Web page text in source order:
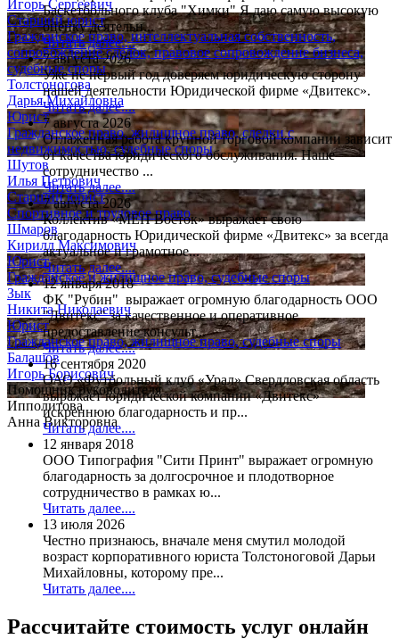
Игорь Сергеевич
Старший юрист
Гражданское право, интеллектуальная собственность,
сопровождение сделок, правовое сопровождение бизнеса,
судебные споры
Толстоногова
Дарья Михайловна
Юрист
Гражданское право, жилищное право, сделки с
недвижимостью, судебные споры
Шутов
Илья Петрович
Старший юрист
Спортивное и трудовое право
Шмаров
Кирилл Максимович
Юрист
Гражданское и жилищное право, судебные споры
Зык
Никита Николаевич
Юрист
Гражданское право, жилищное право, судебные споры
Балашов
Игорь Борисович
Помощник руководителя
Ипполитова
Анна Викторовна
Баскетбольного клуба "Химки" Я даю самую высокую
оценку деятельн...
Читать далее....
7 августа 2026
Уже не первый год доверяем юридическую сторону
нашей деятельности Юридической фирме «Двитекс».
Читать далее....
7 августа 2026
Отлаженная работа крупной торговой компании зависит
от качества юридического обслуживания. Наше
сотрудничество ...
Читать далее....
7 августа 2026
Коллектив «МЕП Восток» выражает свою
благодарность Юридической фирме «Двитекс» за всегда
актуальное и грамотное...
Читать далее....
12 января 2018
ФК "Рубин" выражает огромную благодарность ООО
"Двитекс" за качественное и оперативное
предоставление консульт...
Читать далее....
16 сентября 2020
ОАО «Футбольный клуб «Урал» Свердловская область
выражает юридической компании «Двитекс»
искреннюю благодарность и пр...
Читать далее....
12 января 2018
ООО Типография "Сити Принт" выражает огромную
благодарность за долгосрочное и плодотворное
сотрудничество в рамках ю...
Читать далее....
13 июля 2026
Честно признаюсь, вначале меня смутил молодой
возраст корпоративного юриста Толстоноговой Дарьи
Михайловны, которому пре...
Читать далее....
Рассчитайте стоимость услуг онлайн